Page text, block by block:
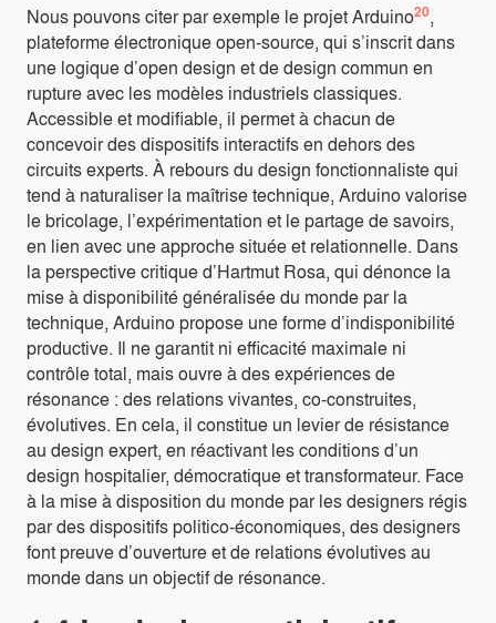
Nous pouvons citer par exemple le projet Arduino20,
plateforme électronique open-source, qui s’inscrit dans
une logique d’open design et de design commun en
rupture avec les modèles industriels classiques.
Accessible et modifiable, il permet à chacun de
concevoir des dispositifs interactifs en dehors des
circuits experts. À rebours du design fonctionnaliste qui
tend à naturaliser la maîtrise technique, Arduino valorise
le bricolage, l’expérimentation et le partage de savoirs,
en lien avec une approche située et relationnelle. Dans
la perspective critique d’Hartmut Rosa, qui dénonce la
mise à disponibilité généralisée du monde par la
technique, Arduino propose une forme d’indisponibilité
productive. Il ne garantit ni efficacité maximale ni
contrôle total, mais ouvre à des expériences de
résonance : des relations vivantes, co-construites,
évolutives. En cela, il constitue un levier de résistance
au design expert, en réactivant les conditions d’un
design hospitalier, démocratique et transformateur. Face
à la mise à disposition du monde par les designers régis
par des dispositifs politico-économiques, des designers
font preuve d’ouverture et de relations évolutives au
monde dans un objectif de résonance.